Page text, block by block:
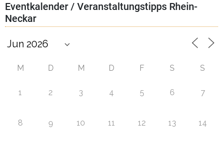
Eventkalender / Veranstaltungstipps Rhein-
Neckar
M D M D F S S
1 2 3 4 5 6 7
8 9 10 11 12 13 14